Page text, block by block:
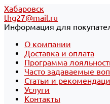
Хабаровск
thg27@mail.ru
Информация для
О компании
Доставка и оплата
Программа
Часто задаваемые
Статьи и
Услуги
Контакты